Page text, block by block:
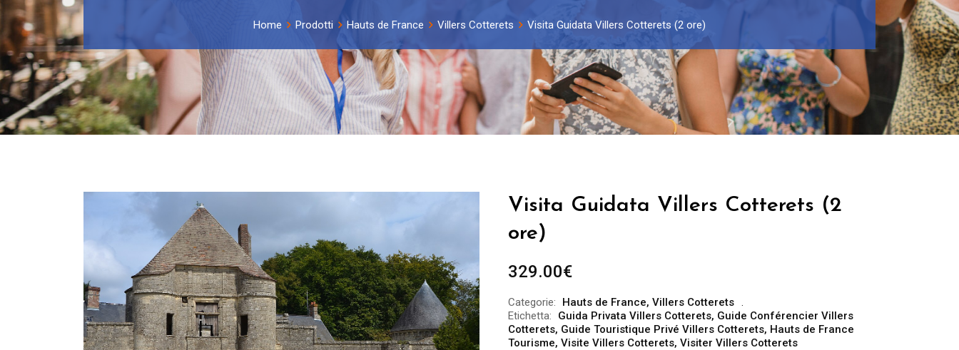
Home Prodotti Hauts de France Villers Cotterets Visita Guidata Villers Cotterets (2 ore)
Visita Guidata Villers Cotterets (2
ore)
329.00€
Categorie: Hauts de France, Villers Cotterets
Etichetta:
Guida Privata Villers Cotterets, Guide Conférencier Villers
Cotterets, Guide Touristique Privé Villers Cotterets, Hauts de France
Tourisme, Visite Villers Cotterets, Visiter Villers Cotterets